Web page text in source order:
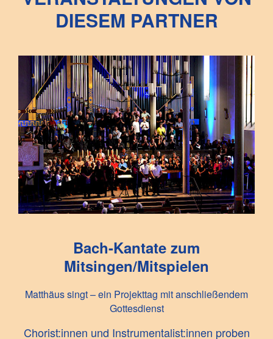
DIESEM PARTNER
Bach-Kantate zum
Mitsingen/Mitspielen
Matthäus singt – ein Projekttag mit anschließendem
Gottesdienst
Chorist:innen und Instrumentalist:innen proben